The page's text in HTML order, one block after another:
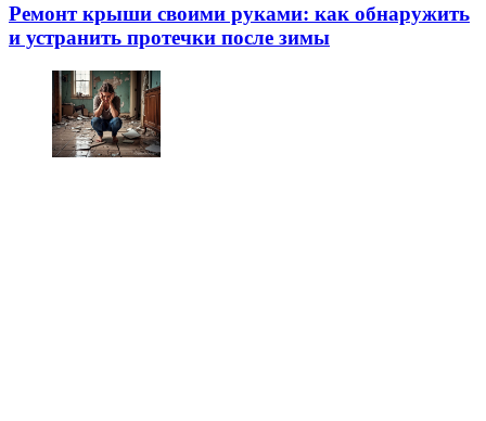
Ремонт крыши своими руками: как обнаружить
и устранить протечки после зимы